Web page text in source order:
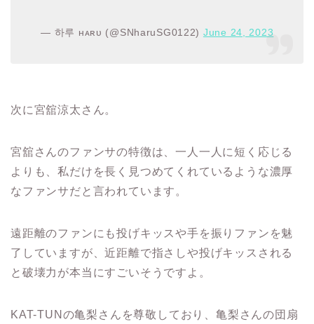
— 하루 ʜᴀʀᴜ (@SNharuSG0122) June 24, 2023
次に宮舘涼太さん。
宮舘さんのファンサの特徴は、一人一人に短く応じる
よりも、私だけを長く見つめてくれているような濃厚
なファンサだと言われています。
遠距離のファンにも投げキッスや手を振りファンを魅
了していますが、近距離で指さしや投げキッスされる
と破壊力が本当にすごいそうですよ。
KAT-TUN の亀梨さんを尊敬しており、亀梨さんの団扇